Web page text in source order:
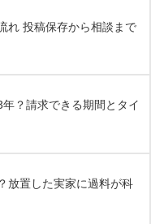
れ 投稿保存から相談まで
？請求できる期間とタイ
放置した実家に過料が科